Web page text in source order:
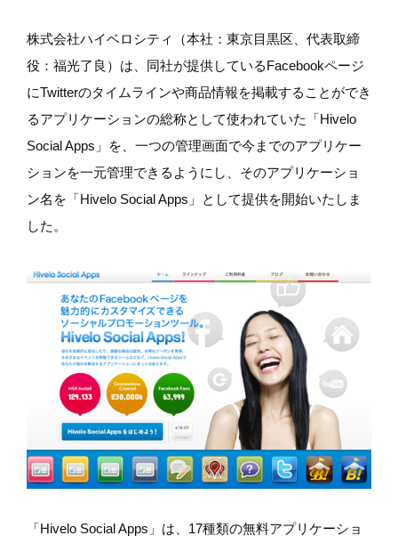
株式会社ハイベロシティ（本社：東京目黒区、代表取締
役：福光了良）は、同社が提供しているFacebookページ
にTwitterのタイムラインや商品情報を掲載することができ
るアプリケーションの総称として使われていた「Hivelo
Social Apps」を、一つの管理画面で今までのアプリケー
ションを一元管理できるようにし、そのアプリケーショ
ン名を「Hivelo Social Apps」として提供を開始いたしま
した。
「Hivelo Social Apps」は、17種類の無料アプリケーショ